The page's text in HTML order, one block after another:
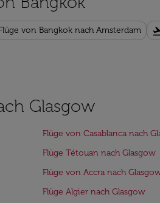
von Bangkok nach Amsterdam
Glasgow
Flüge von Casablanca nach
Flüge Tétouan nach Glasgow
Flüge von Accra nach
Flüge Algier nach Glasgow